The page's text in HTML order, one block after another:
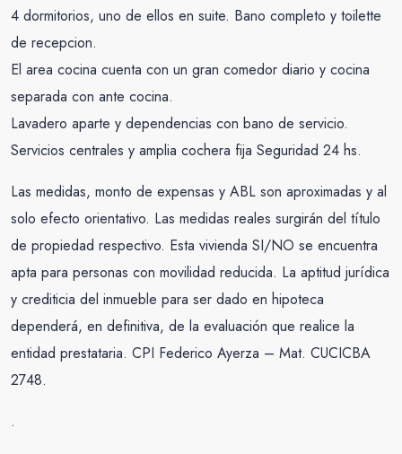
4 dormitorios, uno de ellos en suite. Bano completo y toilette
de recepcion.
El area cocina cuenta con un gran comedor diario y cocina
separada con ante cocina.
Lavadero aparte y dependencias con bano de servicio.
Servicios centrales y amplia cochera fija Seguridad 24 hs.
Las medidas, monto de expensas y ABL son aproximadas y al
solo efecto orientativo. Las medidas reales surgirán del título
de propiedad respectivo. Esta vivienda SI/NO se encuentra
apta para personas con movilidad reducida. La aptitud jurídica
y crediticia del inmueble para ser dado en hipoteca
dependerá, en definitiva, de la evaluación que realice la
entidad prestataria. CPI Federico Ayerza – Mat. CUCICBA
2748.
.